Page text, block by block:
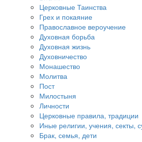
Церковные Таинства
Грех и покаяние
Православное вероучение
Духовная борьба
Духовная жизнь
Духовничество
Монашество
Молитва
Пост
Милостыня
Личности
Церковные правила, традиции
Иные религии, учения, секты,
Брак, семья, дети